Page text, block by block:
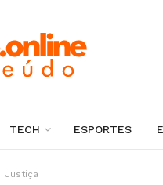
TECH ESPORTES
Justiça